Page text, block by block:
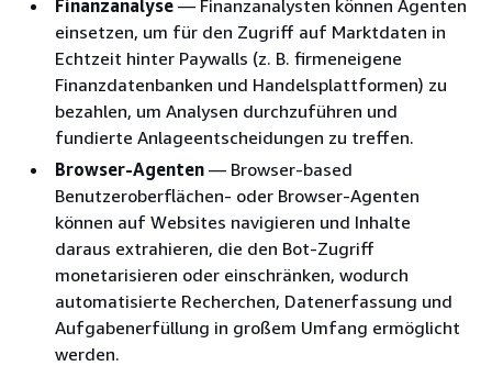
Finanzanalyse — Finanzanalysten können Agenten
einsetzen, um für den Zugriff auf Marktdaten in
Echtzeit hinter Paywalls (z. B. firmeneigene
Finanzdatenbanken und Handelsplattformen) zu
bezahlen, um Analysen durchzuführen und
fundierte Anlageentscheidungen zu treffen.
Browser-Agenten — Browser-based
Benutzeroberflächen- oder Browser-Agenten
können auf Websites navigieren und Inhalte
daraus extrahieren, die den Bot-Zugriff
monetarisieren oder einschränken, wodurch
automatisierte Recherchen, Datenerfassung und
Aufgabenerfüllung in großem Umfang ermöglicht
werden.